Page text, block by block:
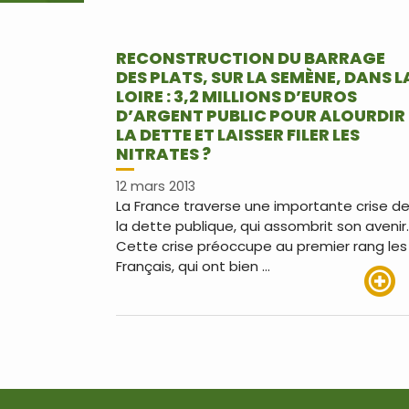
RECONSTRUCTION DU BARRAGE
DES PLATS, SUR LA SEMÈNE, DANS
LOIRE : 3,2 MILLIONS D’EUROS
D’ARGENT PUBLIC POUR ALOURDIR
LA DETTE ET LAISSER FILER LES
NITRATES ?
12 mars 2013
La France traverse une importante crise de
la dette publique, qui assombrit son avenir.
Cette crise préoccupe au premier rang les
Français, qui ont bien …